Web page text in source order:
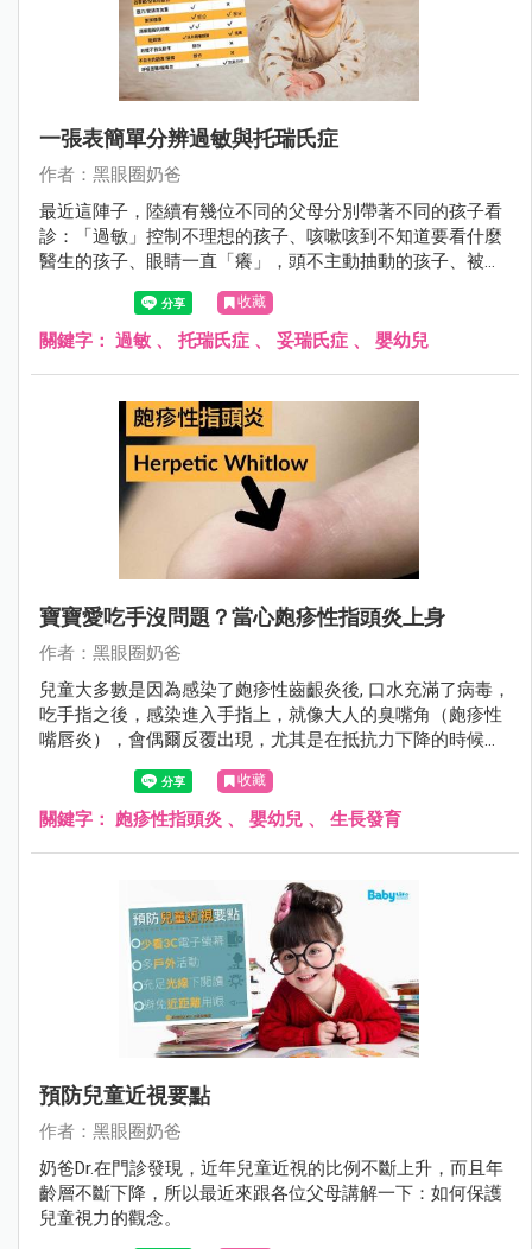
一張表簡單分辨過敏與托瑞氏症
作者：黑眼圈奶爸
最近這陣子，陸續有幾位不同的父母分別帶著不同的孩子看
診：「過敏」控制不理想的孩子、咳嗽咳到不知道要看什麼
醫生的孩子、眼睛一直「癢」，頭不主動抽動的孩子、被別
的醫師診斷為「托瑞氏」，但是父母對診斷有所疑慮的孩
收藏
關鍵字： 過敏 、 托瑞氏症 、 妥瑞氏症 、 嬰幼兒
寶寶愛吃手沒問題？當心皰疹性指頭炎上身
作者：黑眼圈奶爸
兒童大多數是因為感染了皰疹性齒齦炎後, 口水充滿了病毒，
吃手指之後，感染進入手指上，就像大人的臭嘴角（皰疹性
嘴唇炎），會偶爾反覆出現，尤其是在抵抗力下降的時候，
收藏
關鍵字： 皰疹性指頭炎 、 嬰幼兒 、 生長發育
預防兒童近視要點
作者：黑眼圈奶爸
奶爸Dr.在門診發現，近年兒童近視的比例不斷上升，而且年
齡層不斷下降，所以最近來跟各位父母講解一下：如何保護
兒童視力的觀念。